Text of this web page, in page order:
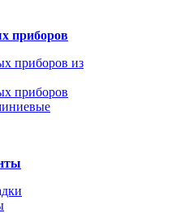
приборов
приборов из
приборов